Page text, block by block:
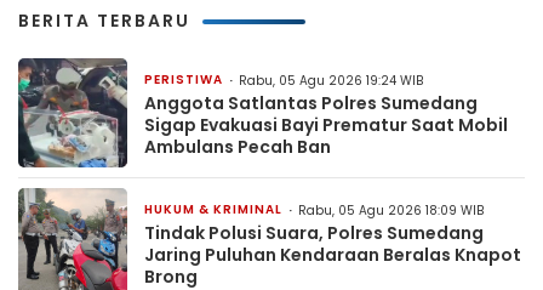
BERITA TERBARU
PERISTIWA Rabu, 05 Agu 2026 19:24 WIB
Anggota Satlantas Polres Sumedang
Sigap Evakuasi Bayi Prematur Saat Mobil
Ambulans Pecah Ban
HUKUM & KRIMINAL Rabu, 05 Agu 2026 18:09 WIB
Tindak Polusi Suara, Polres Sumedang
Jaring Puluhan Kendaraan Beralas Knapot
Brong